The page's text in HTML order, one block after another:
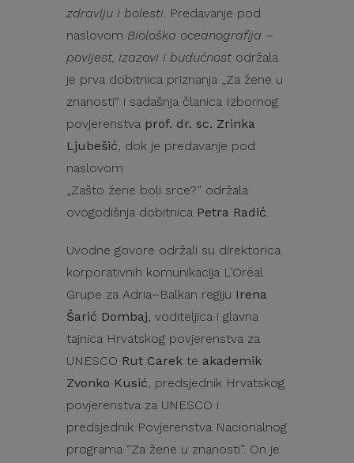
zdravlju i bolesti. Predavanje pod
naslovom Biološka oceanografija –
povijest, izazovi i budućnost održala
je prva dobitnica priznanja „Za žene u
znanosti“ i sadašnja članica Izbornog
povjerenstva prof. dr. sc. Zrinka
Ljubešić, dok je predavanje pod
naslovom
„Zašto žene boli srce?” održala
ovogodišnja dobitnica Petra Radić.
Uvodne govore održali su direktorica
korporativnih komunikacija L’Oréal
Grupe za Adria–Balkan regiju Irena
Šarić Dombaj, voditeljica i glavna
tajnica Hrvatskog povjerenstva za
UNESCO Rut Carek te akademik
Zvonko Kusić, predsjednik Hrvatskog
povjerenstva za UNESCO i
predsjednik Povjerenstva Nacionalnog
programa “Za žene u znanosti”. On je